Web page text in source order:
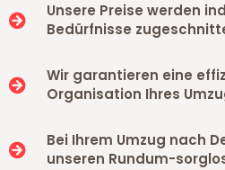
Unsere Preise werden
Bedürfnisse
Wir garantieren eine
Organisation Ihres
Bei Ihrem Umzug nach
unseren Rundum-